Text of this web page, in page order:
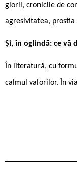
glorii, cronicile de
agresivitatea,
Și, în oglindă: ce vă
În literatură, cu
calmul valorilor. În